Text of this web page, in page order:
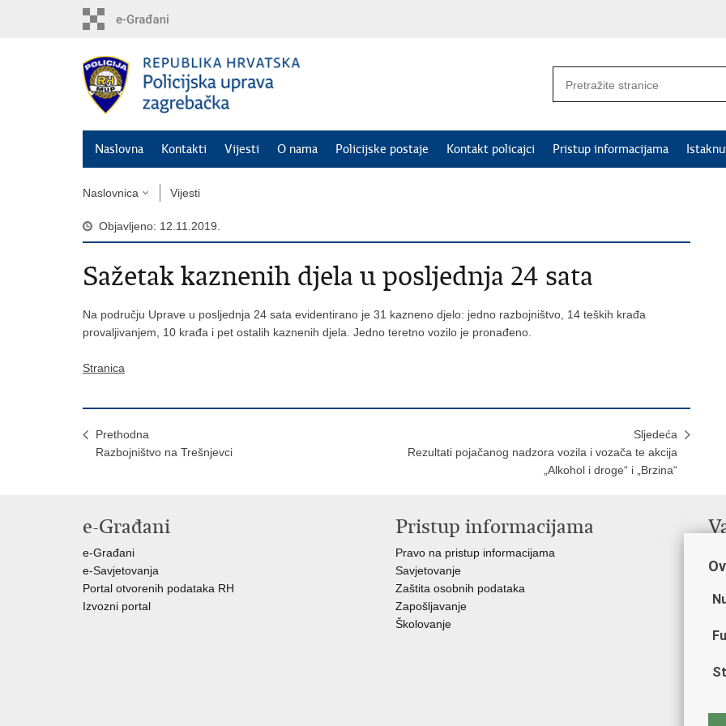
Naslovna Kontakti Vijesti O nama Policijske postaje Kontakt policajci Pristup informacijama
Naslovnica Vijesti
Objavljeno: 12.11.2019.
Sažetak kaznenih djela u posljednja 24 sata
Na području Uprave u posljednja 24 sata evidentirano je 31 kazneno djelo: jedno razbojništvo, 14 teških krađa
provaljivanjem, 10 krađa i pet ostalih kaznenih djela. Jedno teretno vozilo je pronađeno.
Stranica
Prethodna
Razbojništvo na Trešnjevci
Sljedeća
Rezultati pojačanog nadzora vozila i vozača te akcija
„Alkohol i droge“ i „Brzina“
e-Građani
e-Građani
e-Savjetovanja
Portal otvorenih podataka RH
Izvozni portal
Pristup informacijama
Pravo na pristup informacijama
Savjetovanje
Zaštita osobnih podataka
Zapošljavanje
Školovanje